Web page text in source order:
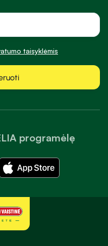
programėlę
taisyklėmis